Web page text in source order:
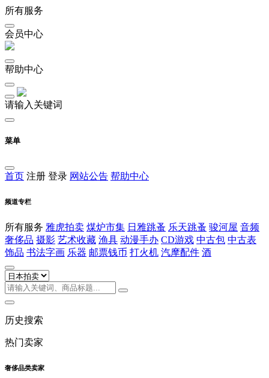
所有服务
会员中心
帮助中心
请输入关键词
菜单
首页 注册 登录 网站公告 帮助中心
频道专栏
所有服务 雅虎拍卖 煤炉市集 日雅跳蚤 乐天跳蚤 骏河屋 音频
奢侈品 摄影 艺术收藏 渔具 动漫手办 CD游戏 中古包 中古表
饰品 书法字画 乐器 邮票钱币 打火机 汽摩配件 酒
历史搜索
热门卖家
奢侈品类卖家